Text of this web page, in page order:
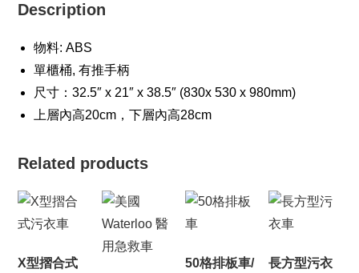
Description
物料: ABS
單櫃桶, 有推手柄
尺寸：32.5″ x 21″ x 38.5″ (830x 530 x 980mm)
上層內高20cm，下層內高28cm
Related products
X型摺合式
50格排板車/
長方型污衣